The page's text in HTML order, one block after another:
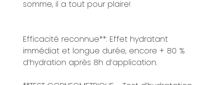
somme, il a tout pour plaire!
Efficacité reconnue**: Effet hydratant
immédiat et longue durée, encore + 80 %
d’hydration après 8h d’application.